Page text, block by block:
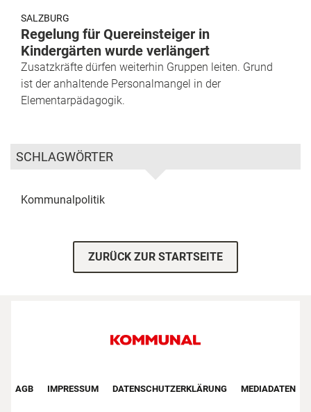
SALZBURG
Regelung für Quereinsteiger in
Kindergärten wurde verlängert
Zusatzkräfte dürfen weiterhin Gruppen leiten. Grund
ist der anhaltende Personalmangel in der
Elementarpädagogik.
SCHLAGWÖRTER
Kommunalpolitik
ZURÜCK ZUR STARTSEITE
Footer First Navigation
AGB IMPRESSUM DATENSCHUTZERKLÄRUNG MEDIADATEN